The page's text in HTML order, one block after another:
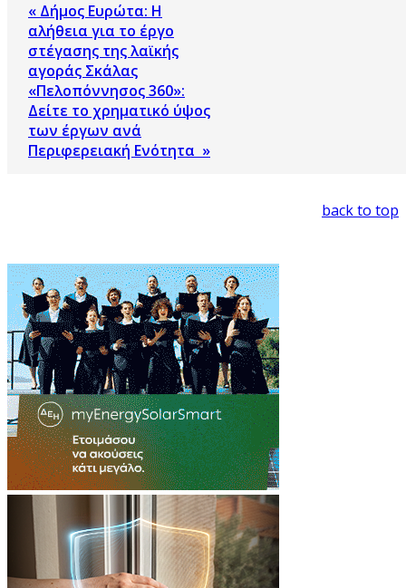
« Δήμος Ευρώτα: Η
αλήθεια για το έργο
στέγασης της λαϊκής
αγοράς Σκάλας
«Πελοπόννησος 360»:
Δείτε το χρηματικό ύψος
των έργων ανά
Περιφερειακή Ενότητα »
back to top